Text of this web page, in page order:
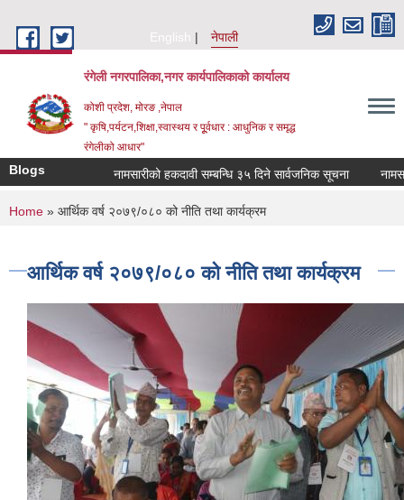
English
नेपाली
रंगेली नगरपालिका,नगर कार्यपालिकाको कार्यालय
कोशी प्रदेश, मोरङ ,नेपाल
" कृषि,पर्यटन,शिक्षा,स्वास्थय र पूूर्वधार : आधुनिक र समृद्ध
रंगेलीको आधार"
Blogs नामसारीको हकदावी सम्बन्धि ३५ दिने सार्वजनिक सूचना नामसारीको
You are here
Home » आर्थिक वर्ष २०७९/०८० को नीति तथा कार्यक्रम
आर्थिक वर्ष २०७९/०८० को नीति तथा कार्यक्रम